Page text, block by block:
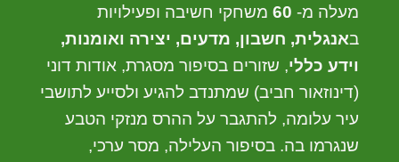
מעלה מ- 60 משחקי חשיבה ופעילויות
באנגלית, חשבון, מדעים, יצירה ואומנות,
וידע כללי, שזורים בסיפור מסגרת, אודות דוני
(דינוזאור חביב) שמתנדב להגיע ולסייע לתושבי
עיר עלומה, להתגבר על ההרס מנזקי הטבע
שנגרמו בה. בסיפור העלילה, מסר ערכי,